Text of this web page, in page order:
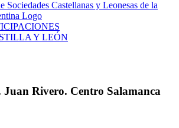
Y LEÓN
Juan Rivero. Centro Salamanca